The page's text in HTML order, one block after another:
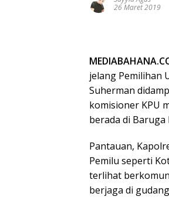
26 Maret 2019
jelang Pemilihan
Suherman
komisioner KPU
berada di Baruga
Pantauan,
Pemilu seperti
terlihat
berjaga di